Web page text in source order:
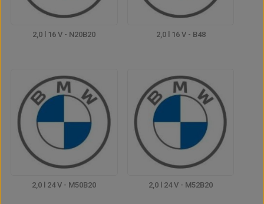
2,0 l 16 V - N20B20 2,0 l 16 V - B48
2,0 l 24 V - M50B20 2,0 l 24 V - M52B20